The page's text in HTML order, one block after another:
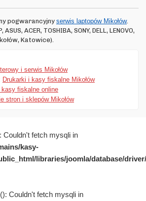
pogwarancyjny serwis laptopów Mikołów.
ACER, TOSHIBA, SONY, DELL, LENOVO,
Katowice).
i serwis Mikołów
Drukarki i kasy fiskalne Mikołów
kasy fiskalne online
stron i sklepów Mikołów
Couldn't fetch mysqli in
kasy-
libraries/joomla/database/
Couldn't fetch mysqli in